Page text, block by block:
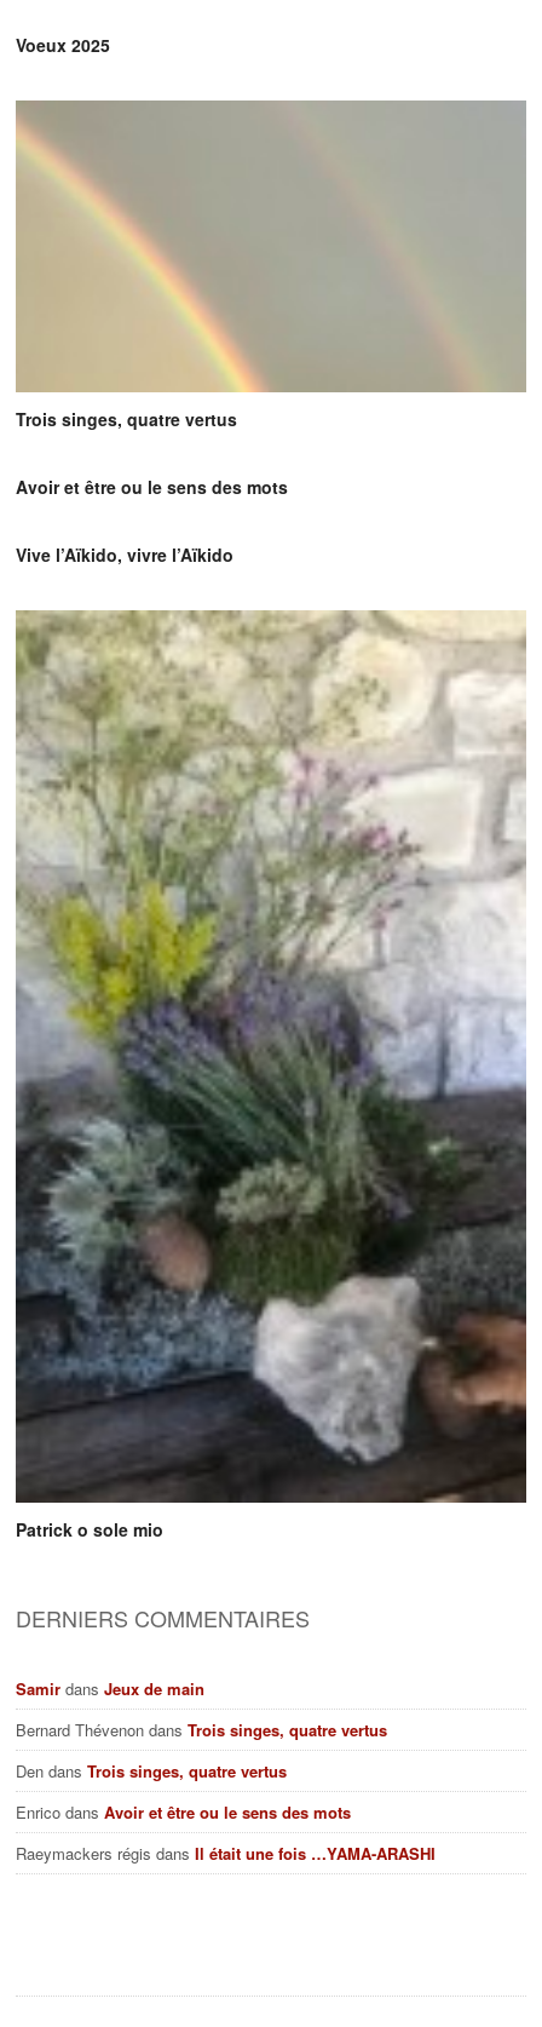
Voeux 2025
Trois singes, quatre vertus
Avoir et être ou le sens des mots
Vive l’Aïkido, vivre l’Aïkido
Patrick o sole mio
DERNIERS COMMENTAIRES
Samir dansJeux de main
Bernard Thévenon dansTrois singes, quatre vertus
Den dansTrois singes, quatre vertus
Enrico dansAvoir et être ou le sens des mots
Raeymackers régis dansIl était une fois …YAMA-ARASHI